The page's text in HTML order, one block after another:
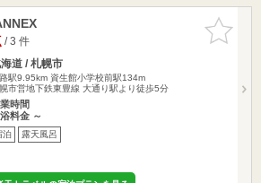
お気に入
りに追加
/ 3 件
道 / 札幌市
駅9.95km 資生館小学校前駅134m
市営地下鉄東豊線 大通り駅より徒歩5分
時間
料金 ～
泊 露天風呂